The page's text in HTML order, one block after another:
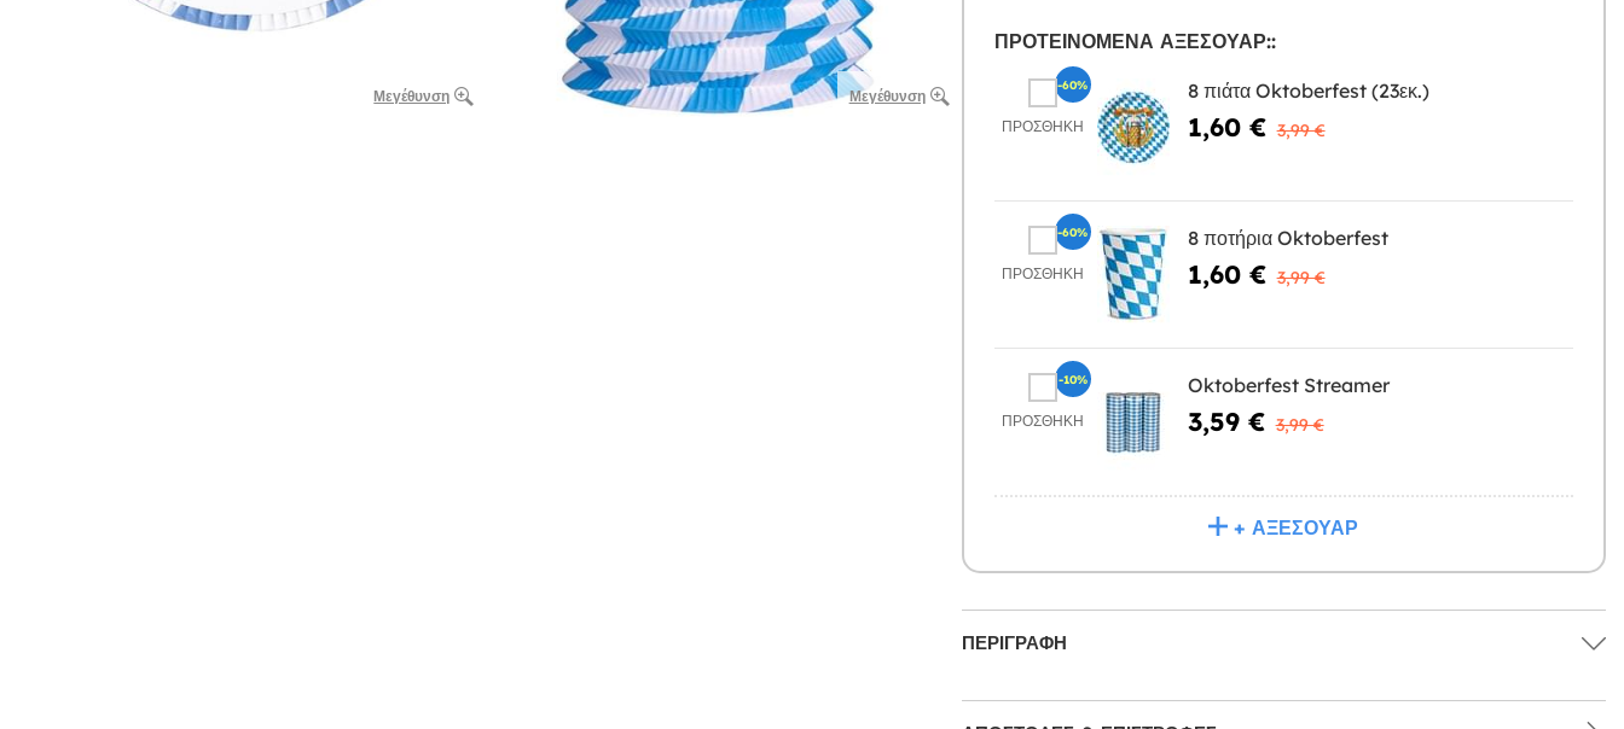
Μεγέθυνση Μεγέθυνση
ΠΡΟΤΕΙΝΌΜΕΝΑ ΑΞΕΣΟΥΆΡ::
ΠΡΟΣΘΉΚΗ
8 πιάτα Oktoberfest (23εκ.)
1,60 € 3,99 €
-60%
ΠΡΟΣΘΉΚΗ
8 ποτήρια Oktoberfest
1,60 € 3,99 €
-60%
ΠΡΟΣΘΉΚΗ
Oktoberfest Streamer
3,59 € 3,99 €
-10%
+ ΑΞΕΣΟΥΆΡ
ΠΕΡΙΓΡΑΦΉ